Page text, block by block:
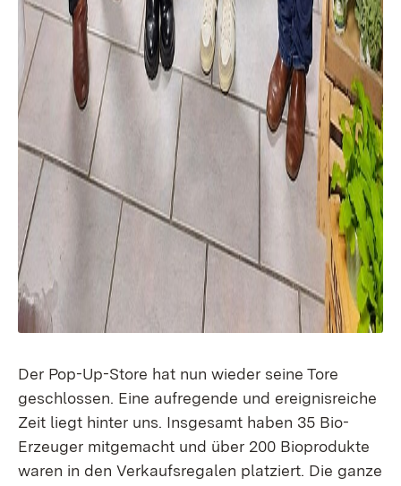
Der Pop-Up-Store hat nun wieder seine Tore
geschlossen. Eine aufregende und ereignisreiche
Zeit liegt hinter uns. Insgesamt haben 35 Bio-
Erzeuger mitgemacht und über 200 Bioprodukte
waren in den Verkaufsregalen platziert. Die ganze